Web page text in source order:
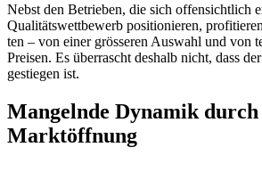
Nebst den Betrieben, die sich offensichtlich
Qualitätswettbewerb positionieren,
ten – von ei­ner grösse­ren Aus­wahl und von
Preisen. Es überrascht deshalb nicht, dass
gestiegen ist.
Mangelnde Dynamik durch
Marktöffnung